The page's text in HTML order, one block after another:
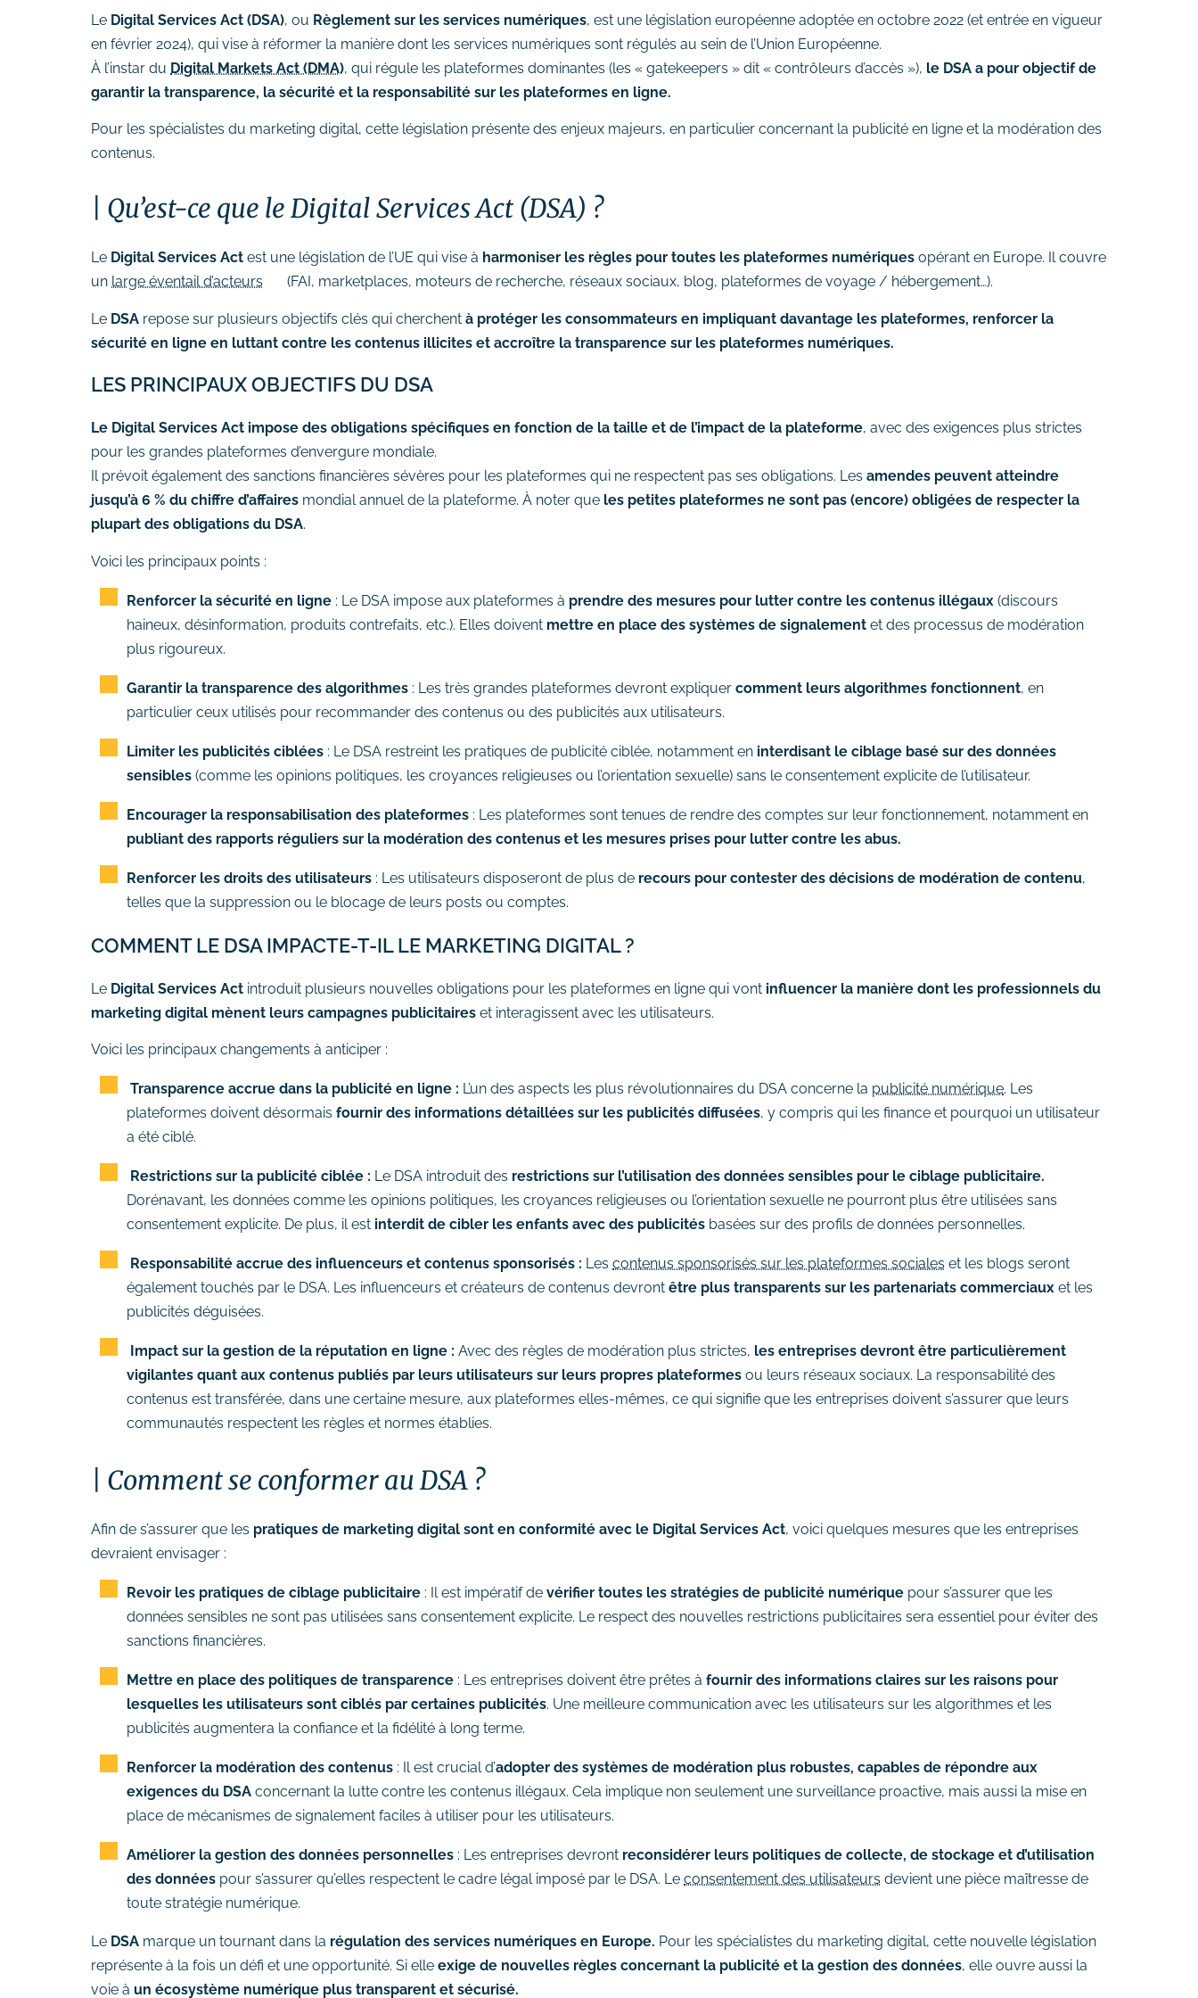
# Formation Photoshop
# Formation Intelligence
Artificielle
Le Digital Services Act (DSA), ou Règlement sur les services numériques, est une législation européenne adoptée en octobre 2022 (et entrée en vigueur
en février 2024), qui vise à réformer la manière dont les services numériques sont régulés au sein de l’Union Européenne.
À l’instar du Digital Markets Act (DMA), qui régule les plateformes dominantes (les « gatekeepers » dit « contrôleurs d’accès »), le DSA a pour objectif de
garantir la transparence, la sécurité et la responsabilité sur les plateformes en ligne.
Pour les spécialistes du marketing digital, cette législation présente des enjeux majeurs, en particulier concernant la publicité en ligne et la modération des
contenus.
Qu’est-ce que le Digital Services Act (DSA) ?
Le Digital Services Act est une législation de l’UE qui vise à harmoniser les règles pour toutes les plateformes numériques opérant en Europe. Il couvre
un large éventail d’acteurs (FAI, marketplaces, moteurs de recherche, réseaux sociaux, blog, plateformes de voyage / hébergement…).
Le DSA repose sur plusieurs objectifs clés qui cherchent à protéger les consommateurs en impliquant davantage les plateformes, renforcer la
sécurité en ligne en luttant contre les contenus illicites et accroître la transparence sur les plateformes numériques.
LES PRINCIPAUX OBJECTIFS DU DSA
Le Digital Services Act impose des obligations spécifiques en fonction de la taille et de l’impact de la plateforme, avec des exigences plus strictes
pour les grandes plateformes d’envergure mondiale.
Il prévoit également des sanctions financières sévères pour les plateformes qui ne respectent pas ses obligations. Les amendes peuvent atteindre
jusqu’à 6 % du chiffre d’affaires mondial annuel de la plateforme. À noter que les petites plateformes ne sont pas (encore) obligées de respecter la
plupart des obligations du DSA.
Voici les principaux points :
Renforcer la sécurité en ligne : Le DSA impose aux plateformes à prendre des mesures pour lutter contre les contenus illégaux (discours
haineux, désinformation, produits contrefaits, etc.). Elles doivent mettre en place des systèmes de signalement et des processus de modération
plus rigoureux.
Garantir la transparence des algorithmes : Les très grandes plateformes devront expliquer comment leurs algorithmes fonctionnent, en
particulier ceux utilisés pour recommander des contenus ou des publicités aux utilisateurs.
Limiter les publicités ciblées : Le DSA restreint les pratiques de publicité ciblée, notamment en interdisant le ciblage basé sur des données
sensibles (comme les opinions politiques, les croyances religieuses ou l’orientation sexuelle) sans le consentement explicite de l’utilisateur.
Encourager la responsabilisation des plateformes : Les plateformes sont tenues de rendre des comptes sur leur fonctionnement, notamment en
publiant des rapports réguliers sur la modération des contenus et les mesures prises pour lutter contre les abus.
Renforcer les droits des utilisateurs : Les utilisateurs disposeront de plus de recours pour contester des décisions de modération de contenu,
telles que la suppression ou le blocage de leurs posts ou comptes.
COMMENT LE DSA IMPACTE-T-IL LE MARKETING DIGITAL ?
Le Digital Services Act introduit plusieurs nouvelles obligations pour les plateformes en ligne qui vont influencer la manière dont les professionnels du
marketing digital mènent leurs campagnes publicitaires et interagissent avec les utilisateurs.
Voici les principaux changements à anticiper :
Transparence accrue dans la publicité en ligne : L’un des aspects les plus révolutionnaires du DSA concerne la publicité numérique. Les
plateformes doivent désormais fournir des informations détaillées sur les publicités diffusées, y compris qui les finance et pourquoi un utilisateur
a été ciblé.
Restrictions sur la publicité ciblée : Le DSA introduit des restrictions sur l’utilisation des données sensibles pour le ciblage publicitaire.
Dorénavant, les données comme les opinions politiques, les croyances religieuses ou l’orientation sexuelle ne pourront plus être utilisées sans
consentement explicite. De plus, il est interdit de cibler les enfants avec des publicités basées sur des profils de données personnelles.
Responsabilité accrue des influenceurs et contenus sponsorisés : Les contenus sponsorisés sur les plateformes sociales et les blogs seront
également touchés par le DSA. Les influenceurs et créateurs de contenus devront être plus transparents sur les partenariats commerciaux et les
publicités déguisées.
Impact sur la gestion de la réputation en ligne : Avec des règles de modération plus strictes, les entreprises devront être particulièrement
vigilantes quant aux contenus publiés par leurs utilisateurs sur leurs propres plateformes ou leurs réseaux sociaux. La responsabilité des
contenus est transférée, dans une certaine mesure, aux plateformes elles-mêmes, ce qui signifie que les entreprises doivent s’assurer que leurs
communautés respectent les règles et normes établies.
Comment se conformer au DSA ?
Afin de s’assurer que les pratiques de marketing digital sont en conformité avec le Digital Services Act, voici quelques mesures que les entreprises
devraient envisager :
Revoir les pratiques de ciblage publicitaire : Il est impératif de vérifier toutes les stratégies de publicité numérique pour s’assurer que les
données sensibles ne sont pas utilisées sans consentement explicite. Le respect des nouvelles restrictions publicitaires sera essentiel pour éviter des
sanctions financières.
Mettre en place des politiques de transparence : Les entreprises doivent être prêtes à fournir des informations claires sur les raisons pour
lesquelles les utilisateurs sont ciblés par certaines publicités. Une meilleure communication avec les utilisateurs sur les algorithmes et les
publicités augmentera la confiance et la fidélité à long terme.
Renforcer la modération des contenus : Il est crucial d’adopter des systèmes de modération plus robustes, capables de répondre aux
exigences du DSA concernant la lutte contre les contenus illégaux. Cela implique non seulement une surveillance proactive, mais aussi la mise en
place de mécanismes de signalement faciles à utiliser pour les utilisateurs.
Améliorer la gestion des données personnelles : Les entreprises devront reconsidérer leurs politiques de collecte, de stockage et d’utilisation
des données pour s’assurer qu’elles respectent le cadre légal imposé par le DSA. Le consentement des utilisateurs devient une pièce maîtresse de
toute stratégie numérique.
Le DSA marque un tournant dans la régulation des services numériques en Europe. Pour les spécialistes du marketing digital, cette nouvelle législation
représente à la fois un défi et une opportunité. Si elle exige de nouvelles règles concernant la publicité et la gestion des données, elle ouvre aussi la
voie à un écosystème numérique plus transparent et sécurisé.